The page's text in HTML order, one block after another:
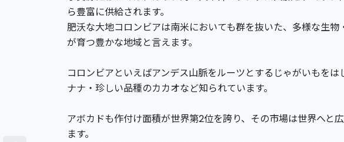
ら豊富に供給されます。
肥沃な大地コロンビアは南米においても群を抜いた、多様な生物
が育つ豊かな地域と言えます。
コロンビアといえばアンデス山脈をルーツとするじゃがいもをは
ナナ・珍しい品種のカカオなど知られています。
アボカドも作付け面積が世界第2位を誇り、その市場は世界へと
ます。